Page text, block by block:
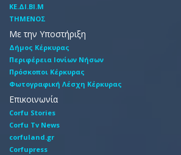
ΚΕ.ΔΙ.ΒΙ.Μ
ΤΗΜΕΝΟΣ
Με την Υποστήριξη
Δήμος Κέρκυρας
Περιφέρεια Ιονίων Νήσων
Πρόσκοποι Κέρκυρας
Φωτογραφική Λέσχη Κέρκυρας
Επικοινωνία
Corfu Stories
Corfu Tv News
corfuland.gr
Corfupress